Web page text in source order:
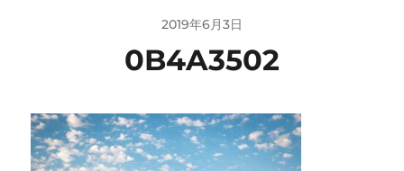
2019年6月3日
0B4A3502